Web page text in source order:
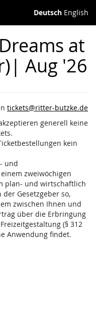
Deutsch English
at
Aug '26
tickets@ritter-butzke.de
generell keine
kein
und
zweiwöchigen
plan- und wirtschaftlich
Gesetzgeber so,
zwischen Ihnen und
über die Erbringung
(§ 312
Anwendung findet.